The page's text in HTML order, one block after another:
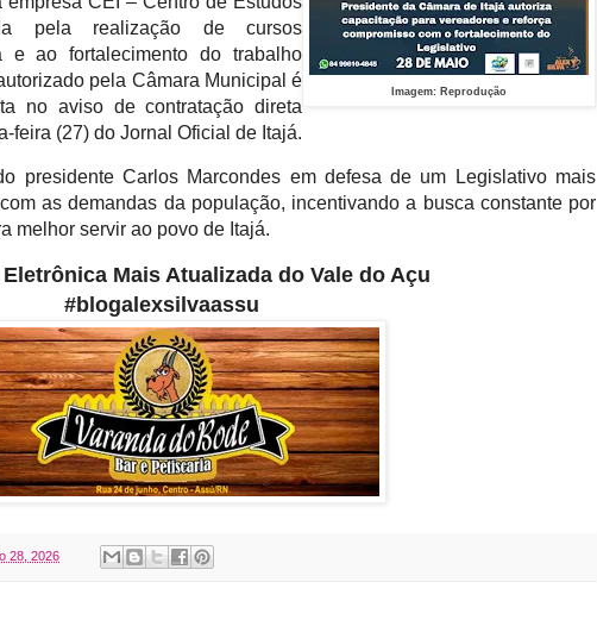
Imagem: Reprodução
pela realização de cursos
e ao fortalecimento do trabalho
pela Câmara Municipal é
no aviso de contratação direta
feira (27) do Jornal Oficial de Itajá.
presidente Carlos Marcondes em defesa de um Legislativo mais
as demandas da população, incentivando a busca constante por
melhor servir ao povo de Itajá.
Mais Atualizada do Vale do Açu
#blogalexsilvaassu
28, 2026